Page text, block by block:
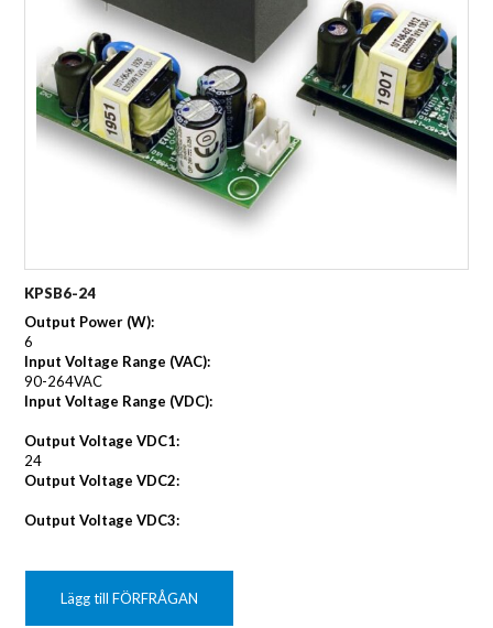
KPSB6-24
Output Power (W):
6
Input Voltage Range (VAC):
90-264VAC
Input Voltage Range (VDC):
Output Voltage VDC1:
24
Output Voltage VDC2:
Output Voltage VDC3:
Lägg till FÖRFRÅGAN